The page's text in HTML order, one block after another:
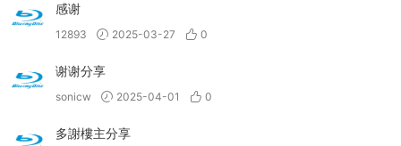
感谢
12893 2025-03-27 0
谢谢分享
sonicw 2025-04-01 0
多謝樓主分享